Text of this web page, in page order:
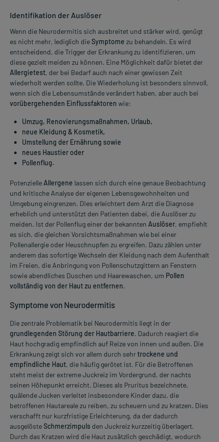
Identifikation der Auslöser
Wenn die Neurodermitis sich ausbreitet und stärker wird, genügt
es nicht mehr, lediglich dieSymptome zu behandeln. Es wird
entscheidend, die Trigger der Erkrankung zu identifizieren, um
diese gezielt meiden zu können. Eine Möglichkeit dafür bietet der
Allergietest, der bei Bedarf auch nach einer gewissen Zeit
wiederholt werden sollte. Die Wiederholung ist besonders sinnvoll,
wenn sich die Lebensumstände verändert haben, aber auch bei
vorübergehenden Einflussfaktoren wie:
Umzug, Renovierungsmaßnahmen, Urlaub,
neue Kleidung & Kosmetik,
Umstellung der Ernährung sowie
neues Haustier oder
Pollenflug.
Potenzielle Allergene lassen sich durch eine genaue Beobachtung
und kritische Analyse der eigenen Lebensgewohnheiten und
Umgebung eingrenzen. Dies erleichtert dem Arzt die Diagnose
erheblich und unterstützt den Patienten dabei, die Auslöser zu
meiden. Ist der Pollenflug einer der bekannten Auslöser, empfiehlt
es sich, die gleichen Vorsichtsmaßnahmen wie bei einer
Pollenallergie oder Heuschnupfen zu ergreifen. Dazu zählen unter
anderem das sofortige Wechseln der Kleidung nach dem Aufenthalt
im Freien, die Anbringung von Pollenschutzgittern an Fenstern
sowie abendliches Duschen und Haarewaschen, um Pollen
vollständig von der Haut zu entfernen.
Symptome von Neurodermitis
Die zentrale Problematik bei Neurodermitis liegt in der
grundlegenden Störung der Hautbarriere. Dadurch reagiert die
Haut hochgradig empfindlich auf Reize von innen und außen. Die
Erkrankung zeigt sich vor allem durch sehrtrockene und
empfindliche Haut, die häufig gerötet ist. Für die Betroffenen
steht meist der extreme Juckreiz im Vordergrund, der nachts
seinen Höhepunkt erreicht. Dieses als Pruritus bezeichnete,
quälende Jucken verleitet insbesondere Kinder dazu, die
betroffenen Hautareale zu reiben, zu scheuern und zu kratzen. Dies
verschafft nur kurzfristige Erleichterung, da der dadurch
ausgelösteSchmerzimpuls den Juckreiz kurzzeitig überlagert.
Durch das Kratzen wird die Haut zusätzlich geschädigt, wodurch